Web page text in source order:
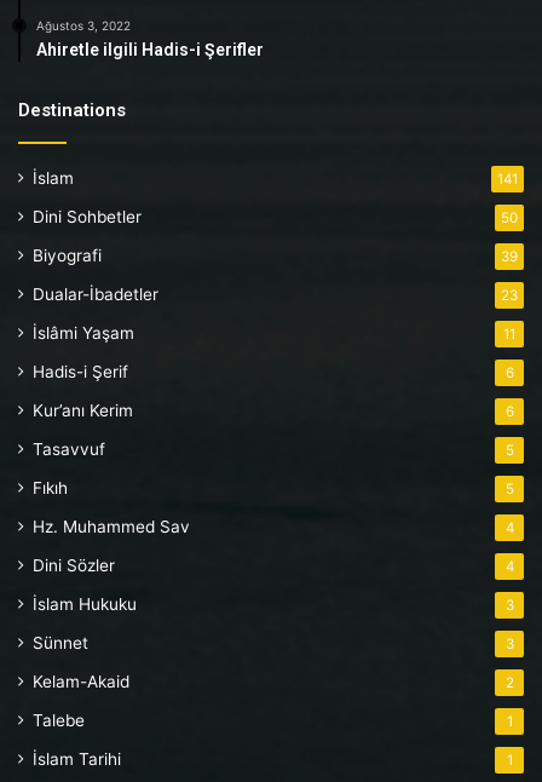
Ağustos 3, 2022
Ahiretle ilgili Hadis-i Şerifler
Destinations
İslam 141
Dini Sohbetler 50
Biyografi 39
Dualar-İbadetler 23
İslâmi Yaşam 11
Hadis-i Şerif 6
Kur’anı Kerim 6
Tasavvuf 5
Fıkıh 5
Hz. Muhammed Sav 4
Dini Sözler 4
İslam Hukuku 3
Sünnet 3
Kelam-Akaid 2
Talebe 1
İslam Tarihi 1